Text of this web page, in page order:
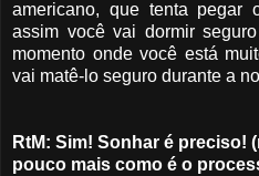
americano, que tenta pegar
assim você vai dormir
momento onde você está
vai matê-lo seguro durante a
RtM: Sim! Sonhar é preciso!
pouco mais como é o